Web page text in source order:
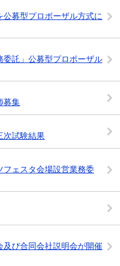
募型プロポーザル方式に
委託」公募型プロポーザル
募集
次試験結果
フェスタ会場設営業務委
及び合同会社説明会が開催